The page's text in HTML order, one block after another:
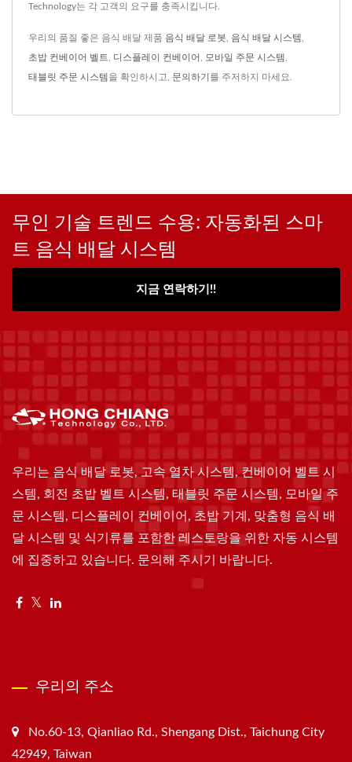
Technology는 각 고객의 요구를 충족시킵니다.
우리의 품질 좋은 음식 배달 제품 음식 배달 로봇 음식 배달 시스템
초밥 컨베이어 벨트 디스플레이 컨베이어 모바일 주문 시스템
태블릿 주문 시스템 을 확인하시고, 문의하기 를 주저하지 마세요.
무인 기술 트렌드 수용: 자동화된 스마
트 음식 배달 시스템
지금 연락하기!!
우리는 음식 배달 로봇, 고속 열차 시스템, 컨베이어 벨트 시
스템, 회전 초밥 벨트 시스템, 태블릿 주문 시스템, 모바일 주
문 시스템, 디스플레이 컨베이어, 초밥 기계, 맞춤형 음식 배
달 시스템 및 식기류를 포함한 레스토랑을 위한 자동 시스템
에 집중하고 있습니다. 문의해 주시기 바랍니다.
우리의 주소
No.60-13, Qianliao Rd., Shengang Dist., Taichung City
42949, Taiwan